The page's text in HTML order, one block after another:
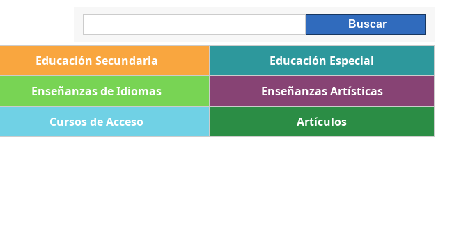
Educación Secundaria
Educación Especial
Enseñanzas de Idiomas
Enseñanzas Artísticas
Cursos de Acceso Artículos